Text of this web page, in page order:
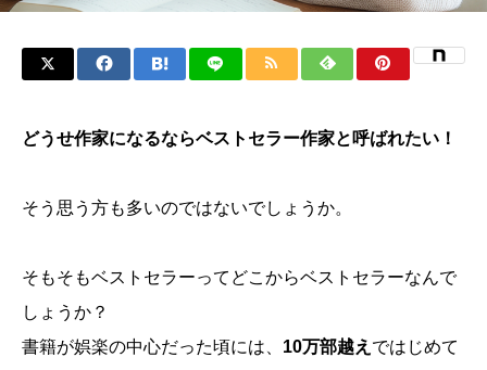
どうせ作家になるならベストセラー作家と呼ばれたい！
そう思う方も多いのではないでしょうか。
そもそもベストセラーってどこからベストセラーなんで
しょうか？
書籍が娯楽の中心だった頃には、 10万部越え ではじめて